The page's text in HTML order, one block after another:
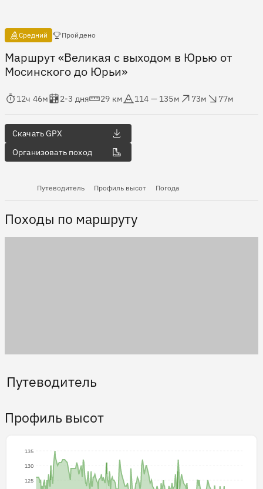
Средний Пройдено
Маршрут «Великая с выходом в Юрью от
Мосинского до Юрьи»
в пути
12ч 46м
Оценка в днях
2-3 дня
Дистанция
29 км
Абсолютная высота
114 — 135м
73м
77м
Скачать GPX
Организовать поход
Путеводитель Профиль высот Погода
Походы по маршруту
Путеводитель
Профиль высот
125
130
135